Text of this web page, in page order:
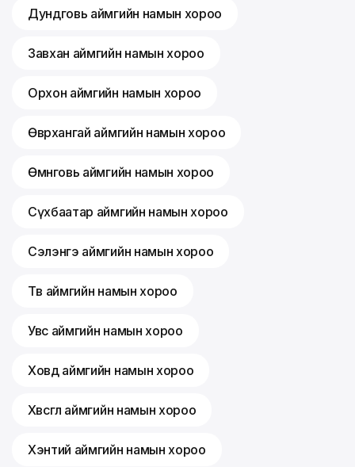
Дундговь аймгийн намын хороо
Завхан аймгийн намын хороо
Орхон аймгийн намын хороо
Өвөрхангай аймгийн намын хороо
Өмнөговь аймгийн намын хороо
Сүхбаатар аймгийн намын хороо
Сэлэнгэ аймгийн намын хороо
Төв аймгийн намын хороо
Увс аймгийн намын хороо
Ховд аймгийн намын хороо
Хөвсгөл аймгийн намын хороо
Хэнтий аймгийн намын хороо